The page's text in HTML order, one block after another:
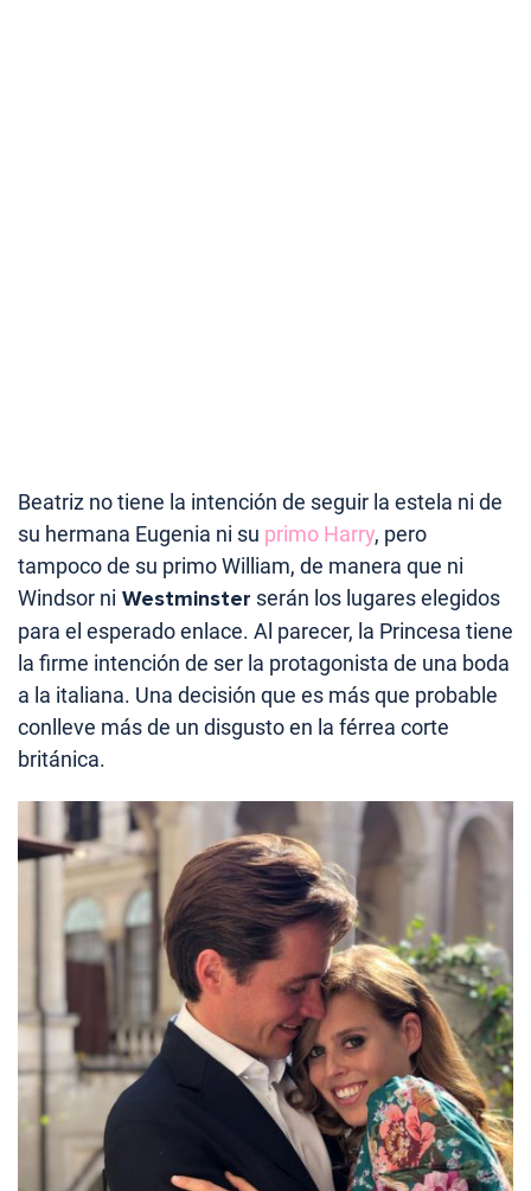
Beatriz no tiene la intención de seguir la estela ni de
su hermana Eugenia ni su primo Harry, pero
tampoco de su primo William, de manera que ni
Windsor ni Westminster serán los lugares elegidos
para el esperado enlace. Al parecer, la Princesa tiene
la firme intención de ser la protagonista de una boda
a la italiana. Una decisión que es más que probable
conlleve más de un disgusto en la férrea corte
británica.